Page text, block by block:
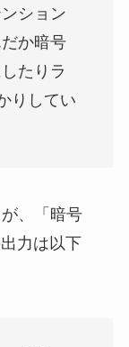
ション
か暗号
たりラ
りしてい
、「暗号
力は以下